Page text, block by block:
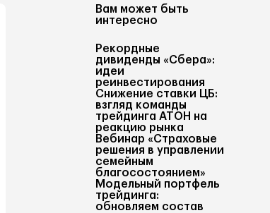
Вам может быть
интересно
Рекордные
дивиденды «Сбера»:
идеи
реинвестирования
Снижение ставки ЦБ:
взгляд команды
трейдинга АТОН на
реакцию рынка
Вебинар «Страховые
решения в управлении
семейным
благосостоянием»
Модельный портфель
трейдинга:
обновляем состав